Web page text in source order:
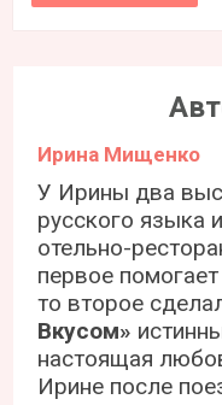
Ирина Мищенко
У Ирины два
русского языка
отельно-
первое
то второе
Вкусом»
настоящая
Ирине после